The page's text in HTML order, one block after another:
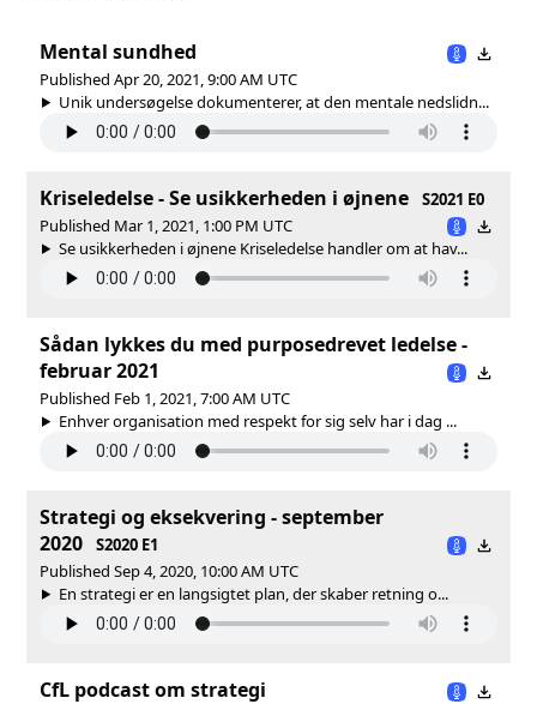
Mental sundhed
Published Apr 20, 2021, 9:00 AM UTC
Unik undersøgelse dokumenterer, at den mentale nedslidn...
Kriseledelse - Se usikkerheden i øjnene
S2021 E0
Published Mar 1, 2021, 1:00 PM UTC
Se usikkerheden i øjnene Kriseledelse handler om at hav...
Sådan lykkes du med purposedrevet ledelse -
februar 2021
Published Feb 1, 2021, 7:00 AM UTC
Enhver organisation med respekt for sig selv har i dag ...
Strategi og eksekvering - september
2020
S2020 E1
Published Sep 4, 2020, 10:00 AM UTC
En strategi er en langsigtet plan, der skaber retning o...
CfL podcast om strategi